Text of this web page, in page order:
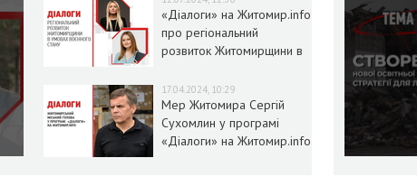
«Діалоги» на Житомир.info
про регіональний
розвиток Житомирщини в
17.04.2024, 10:29
Мер Житомира Сергій
Сухомлин у програмі
«Діалоги» на Житомир.info